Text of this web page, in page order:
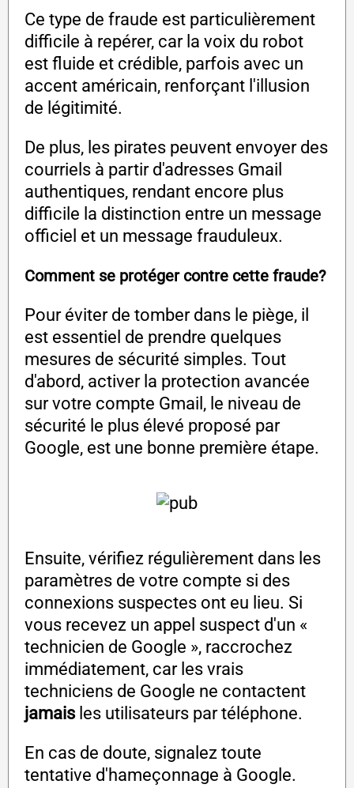
Ce type de fraude est particulièrement
difficile à repérer, car la voix du robot
est fluide et crédible, parfois avec un
accent américain, renforçant l'illusion
de légitimité.
De plus, les pirates peuvent envoyer des
courriels à partir d'adresses Gmail
authentiques, rendant encore plus
difficile la distinction entre un message
officiel et un message frauduleux.
Comment se protéger contre cette fraude?
Pour éviter de tomber dans le piège, il
est essentiel de prendre quelques
mesures de sécurité simples. Tout
d'abord, activer la protection avancée
sur votre compte Gmail, le niveau de
sécurité le plus élevé proposé par
Google, est une bonne première étape.
Ensuite, vérifiez régulièrement dans les
paramètres de votre compte si des
connexions suspectes ont eu lieu. Si
vous recevez un appel suspect d'un «
technicien de Google », raccrochez
immédiatement, car les vrais
techniciens de Google ne contactent
jamaisles utilisateurs par téléphone.
En cas de doute, signalez toute
tentative d'hameçonnage à Google.